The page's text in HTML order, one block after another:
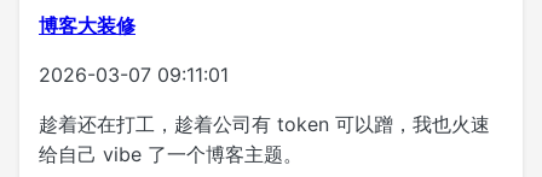
博客大装修
2026-03-07 09:11:01
趁着还在打工，趁着公司有 token 可以蹭，我也火速
给自己 vibe 了一个博客主题。